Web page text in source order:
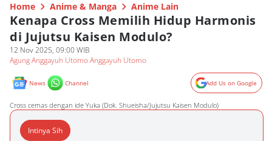
Home Anime & Manga Anime Lain
Kenapa Cross Memilih Hidup Harmonis
di Jujutsu Kaisen Modulo?
12 Nov 2025, 09:00 WIB
Agung Anggayuh Utomo Anggayuh Utomo
News Channel Add Us on Google
Cross cemas dengan ide Yuka (Dok. Shueisha/Jujutsu Kaisen Modulo)
Intinya Sih